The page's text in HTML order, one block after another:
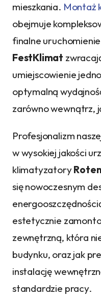
mieszkania. Montaż
obejmuje
finalne
FestKlimat
umiejscowienie
optymalną
zarówno wewnątrz,
Profesjonalizm
w wysokiej jakości
klimatyzatory
się nowoczesnym
estetycznie
zewnętrzną, która
budynku, oraz jak
instalację
standardzie pracy.